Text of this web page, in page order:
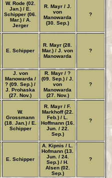
W. Rode (02.
Jan.) / E.
Schipper (06.
Mar.) / A.
Jerger
R. Mayr / J.
von
Manowarda
(30. Sep.)
?
E. Schipper
R. Mayr (28.
Mar.) / J. von
Manowarda
?
J. von
Manowarda /
? (09. Sep.) /
J. Prohaska
(27. Nov.)
R. Mayr / ?
(09. Sep.) / J.
von
Manowarda
(27. Nov.)
?
W.
Grossmann
(18. Jan.) / E.
Schipper
R. Mayr / F.
Markhoff (22.
Feb.) / L.
Hoffmann (16.
Jun. / 22.
Sep.)
?
E. Schipper
A. Kipnis / L.
Hofmann (13.
Jun. / 24.
Sep.) / H.
Alsen (02.
Sep.)
?